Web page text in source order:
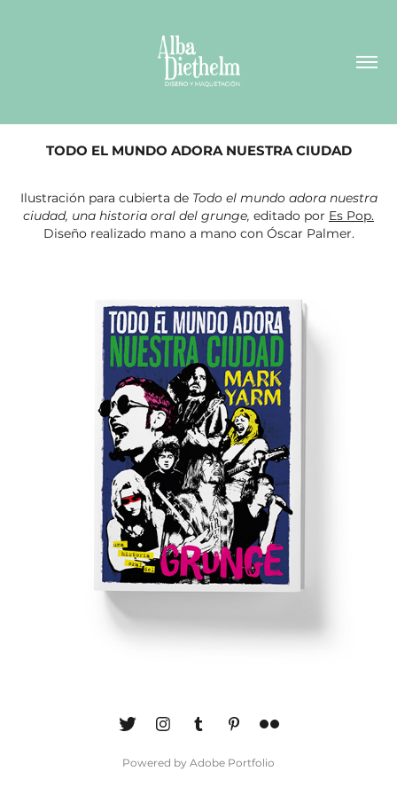
TODO EL MUNDO ADORA NUESTRA CIUDAD
Ilustración para cubierta de Todo el mundo adora nuestra
ciudad, una historia oral del grunge, editado por Es Pop.
Diseño realizado mano a mano con Óscar Palmer.
Powered by Adobe Portfolio